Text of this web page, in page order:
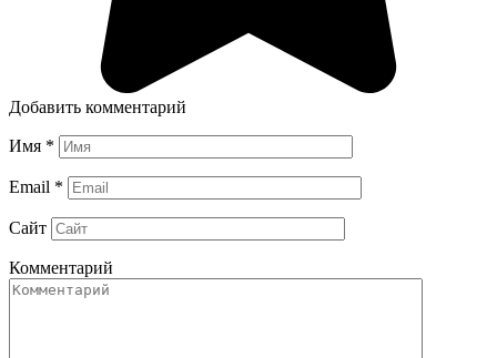
Добавить комментарий
Имя *
Email *
Сайт
Комментарий